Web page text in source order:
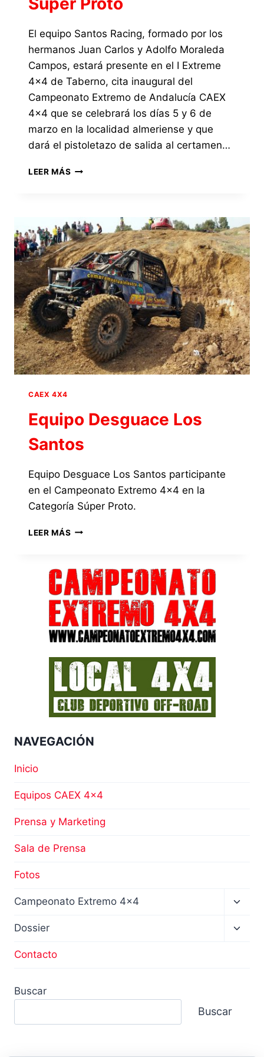
El equipo Santos Racing, formado por los
hermanos Juan Carlos y Adolfo Moraleda
Campos, estará presente en el I Extreme
4×4 de Taberno, cita inaugural del
Campeonato Extremo de Andalucía CAEX
4×4 que se celebrará los días 5 y 6 de
marzo en la localidad almeriense y que
dará el pistoletazo de salida al certamen…
LEER MÁS
PRESENTE
EN
EL
I
EXTREME
4×4
TABERNO
2022
EN
LA
CATEGORÍA
SÚPER
CAEX 4X4
Equipo Desguace Los
Santos
Equipo Desguace Los Santos participante
en el Campeonato Extremo 4×4 en la
Categoría Súper Proto.
LEER MÁS EQUIPO
SANTOS
NAVEGACIÓN
Inicio
Equipos CAEX 4×4
Prensa y Marketing
Sala de Prensa
Fotos
Campeonato Extremo 4×4
hijo
Dossier
Contacto
Buscar
Buscar